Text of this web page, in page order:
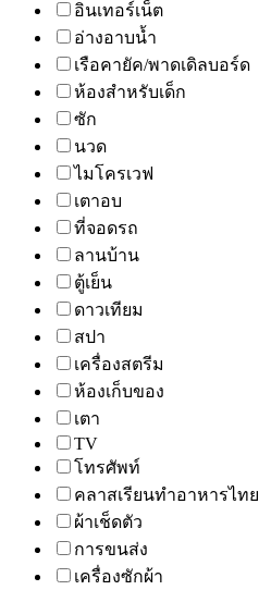
อินเทอร์เน็ต
อ่างอาบน้ำ
เรือคายัค/พาดเดิลบอร์ด
ห้องสำหรับเด็ก
ซัก
นวด
ไมโครเวฟ
เตาอบ
ที่จอดรถ
ลานบ้าน
ตู้เย็น
ดาวเทียม
สปา
เครื่องสตรีม
ห้องเก็บของ
เตา
TV
โทรศัพท์
คลาสเรียนทำอาหารไทย
ผ้าเช็ดตัว
การขนส่ง
เครื่องซักผ้า